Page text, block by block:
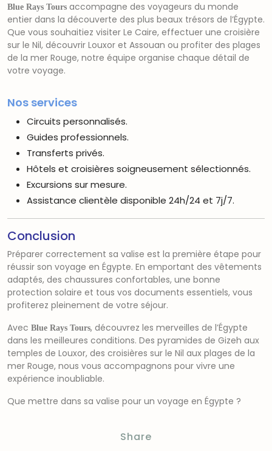
Blue Rays Tours accompagne des voyageurs du monde
entier dans la découverte des plus beaux trésors de l’Égypte.
Que vous souhaitiez visiter Le Caire, effectuer une croisière
sur le Nil, découvrir Louxor et Assouan ou profiter des plages
de la mer Rouge, notre équipe organise chaque détail de
votre voyage.
Nos services
Circuits personnalisés.
Guides professionnels.
Transferts privés.
Hôtels et croisières soigneusement sélectionnés.
Excursions sur mesure.
Assistance clientèle disponible 24h/24 et 7j/7.
Conclusion
Préparer correctement sa valise est la première étape pour
réussir son voyage en Égypte. En emportant des vêtements
adaptés, des chaussures confortables, une bonne
protection solaire et tous vos documents essentiels, vous
profiterez pleinement de votre séjour.
Avec Blue Rays Tours, découvrez les merveilles de l’Égypte
dans les meilleures conditions. Des pyramides de Gizeh aux
temples de Louxor, des croisières sur le Nil aux plages de la
mer Rouge, nous vous accompagnons pour vivre une
expérience inoubliable.
Que mettre dans sa valise pour un voyage en Égypte ?
Share